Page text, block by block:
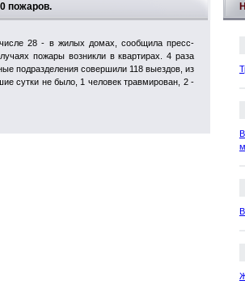
пожаров.
28 - в жилых домах, сообщила пресс-
пожары возникли в квартирах. 4 раза
подразделения совершили 118 выездов, из
сутки не было, 1 человек травмирован, 2 -